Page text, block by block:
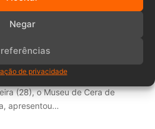
Negar
de privacidade
0
Hang é inaugurada
após ações durante
(28), o Museu de Cera de
apresentou…